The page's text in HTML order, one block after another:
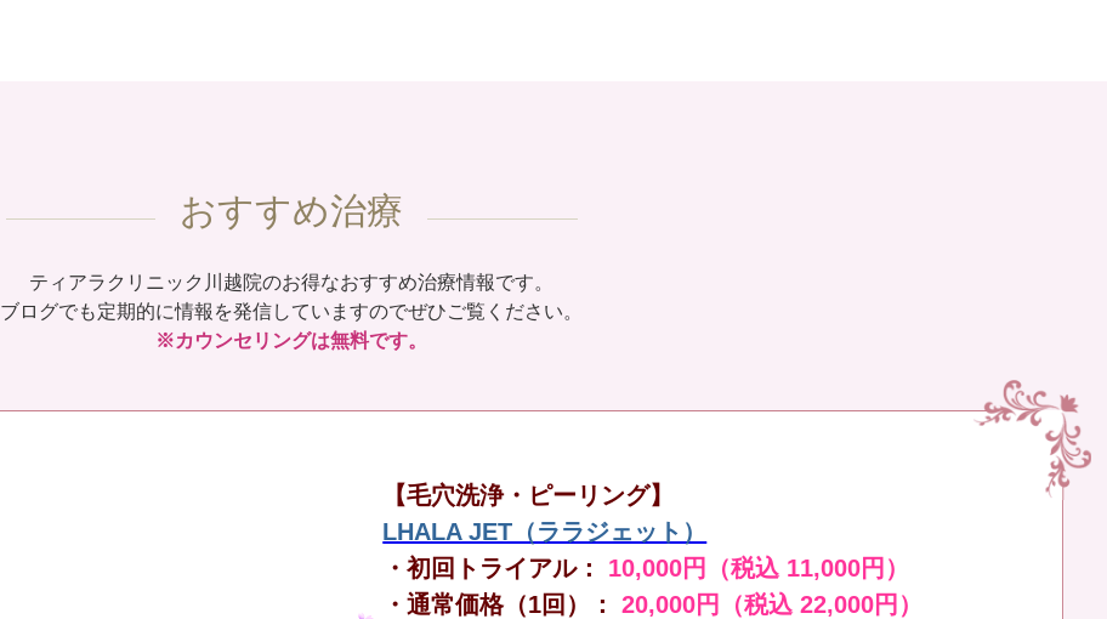
おすすめ治療
ティアラクリニック川越院のお得なおすすめ治療情報です。
ブログでも定期的に情報を発信していますのでぜひご覧ください。
※カウンセリングは無料です。
【毛穴洗浄・ピーリング】
LHALA JET（ララジェット）
・初回トライアル： 10,000円（税込 11,000円）
・通常価格（1回）：
20,000円（税込 22,000円）